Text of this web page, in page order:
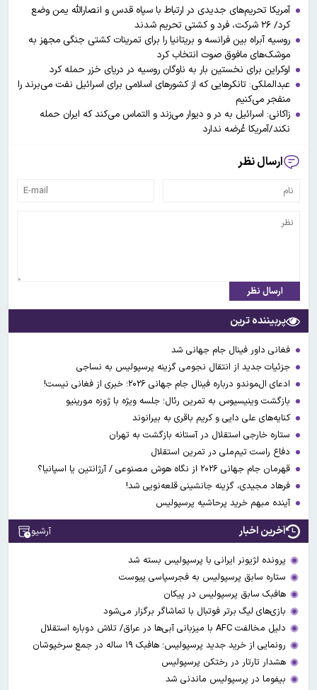
آمریکا تحریم‌های جدیدی در ارتباط با سپاه قدس و انصارالله یمن وضع
کرد/ ۲۶ شرکت، فرد و کشتی تحریم شدند
روسیه آبراه بین فرانسه و بریتانیا را برای تمرینات کشتی جنگی مجهز به
موشک‌های مافوق صوت انتخاب کرد
اوکراین برای نخستین بار به ناوگان روسیه در دریای خزر حمله کرد
عبدالملکی: تانکر‌هایی که از کشور‌های اسلامی برای اسرائیل نفت می‌برند را
منفجر می‌کنیم
زاکانی: اسرائیل به در و دیوار می‌زند و التماس می‌کند که ایران حمله
نکند/آمریکا عُرضه ندارد
ارسال نظر
ارسال نظر
پربیننده ترین
فغانی داور فینال جام جهانی شد
جزئیات جدید از انتقال نجومی گزینه پرسپولیس به نساجی
ادعای ال‌‍موندو درباره فینال جام جهانی ۲۰۲۶؛ خبری از فغانی نیست!
بازگشت وینیسیوس به تمرین رئال؛ جلسه ویژه با ژوزه مورینیو
کنایه‌های علی دایی و کریم باقری به بیرانوند
ستاره خارجی استقلال در آستانه بازگشت به تهران
دفاع راست تیم‌ملی در تمرین استقلال
قهرمان جام جهانی ۲۰۲۶ از نگاه هوش مصنوعی / آرژانتین یا اسپانیا؟
فرهاد مجیدی، گزینه جانشینی قلعه‌نویی شد!
آینده مبهم خرید پرحاشیه پرسپولیس
آخرین اخبار آرشیو
پرونده لژیونر ایرانی با پرسپولیس بسته شد
ستاره سابق پرسپولیس به فجرسپاسی پیوست
هافبک سابق پرسپولیس در پیکان
بازی‌های لیگ برتر فوتبال با تماشاگر برگزار می‌شود
دلیل مخالفت AFC با میزبانی آبی‌ها در عراق/ تلاش دوباره استقلال
رونمایی از خرید جدید پرسپولیس؛ هافبک ۱۹ ساله در جمع سرخپوشان
هشدار تارتار در رختکن پرسپولیس
بیفوما در پرسپولیس ماندنی شد